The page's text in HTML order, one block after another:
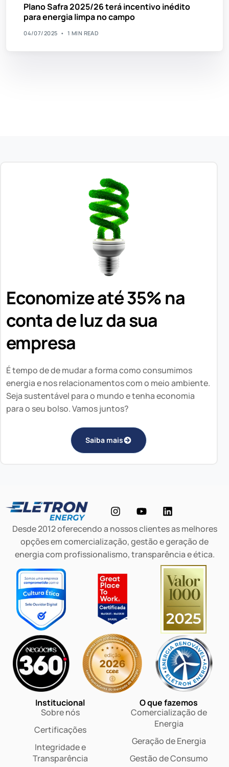
Plano Safra 2025/26 terá incentivo inédito
para energia limpa no campo
04/07/2025 1 MIN READ
Economize até 35% na
conta de luz da sua
empresa
É tempo de de mudar a forma como consumimos
energia e nos relacionamentos com o meio ambiente.
Seja sustentável para o mundo e tenha economia
para o seu bolso. Vamos juntos?
Saiba mais
Desde 2012 oferecendo a nossos clientes as melhores
opções em comercialização, gestão e geração de
energia com profissionalismo, transparência e ética.
Institucional
Sobre nós
Certificações
Integridade e
Transparência
O que fazemos
Comercialização de
Energia
Geração de Energia
Gestão de Consumo